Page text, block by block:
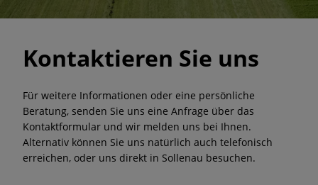
Kontaktieren Sie uns
Für weitere Informationen oder eine persönliche
Beratung, senden Sie uns eine Anfrage über das
Kontaktformular und wir melden uns bei Ihnen.
Alternativ können Sie uns natürlich auch telefonisch
erreichen, oder uns direkt in Sollenau besuchen.